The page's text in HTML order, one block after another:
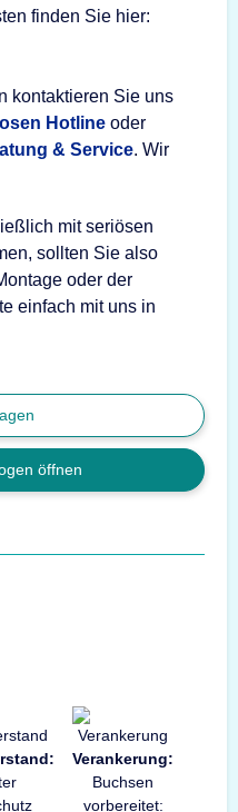
finden Sie hier:
kontaktieren Sie uns
Hotline oder
& Service. Wir
mit seriösen
sollten Sie also
oder der
einfach mit uns in
öffnen
Verankerung:
Buchsen
vorbereitet: